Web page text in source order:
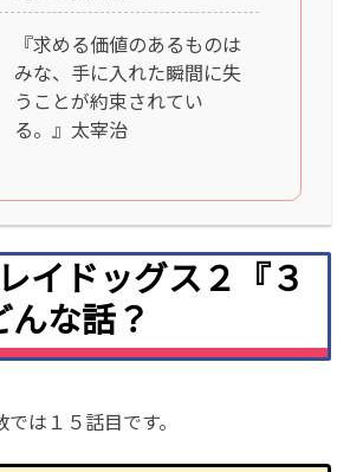
『求める価値のあるものは
みな、手に入れた瞬間に失
うことが約束されてい
る。』太宰治
イドッグス２『３
な話？
は１５話目です。